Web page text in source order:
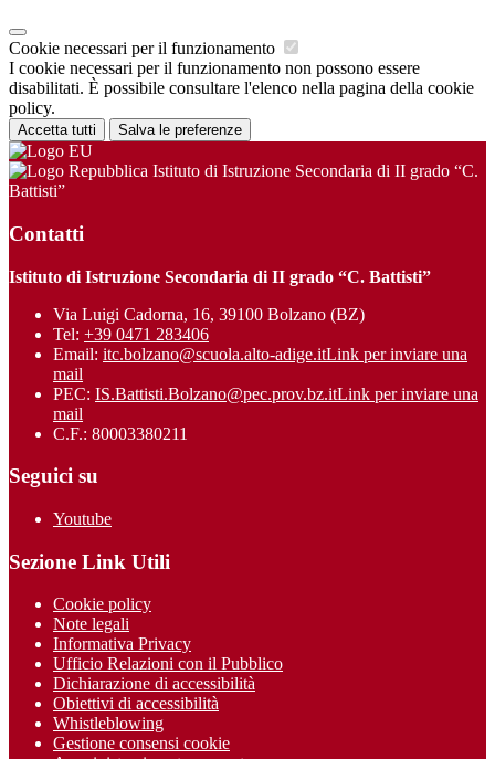
Cookie necessari per il funzionamento
I cookie necessari per il funzionamento non possono essere
disabilitati. È possibile consultare l'elenco nella pagina della cookie
policy.
Accetta tutti Salva le preferenze
Istituto di Istruzione Secondaria di II grado “C.
Battisti”
Contatti
Istituto di Istruzione Secondaria di II grado “C. Battisti”
Via Luigi Cadorna, 16, 39100 Bolzano (BZ)
Tel: +39 0471 283406
Email: itc.bolzano@scuola.alto-adige.itLink per inviare una
mail
PEC: IS.Battisti.Bolzano@pec.prov.bz.itLink per inviare una
mail
C.F.: 80003380211
Seguici su
Youtube
Sezione Link Utili
Cookie policy
Note legali
Informativa Privacy
Ufficio Relazioni con il Pubblico
Dichiarazione di accessibilità
Obiettivi di accessibilità
Whistleblowing
Gestione consensi cookie